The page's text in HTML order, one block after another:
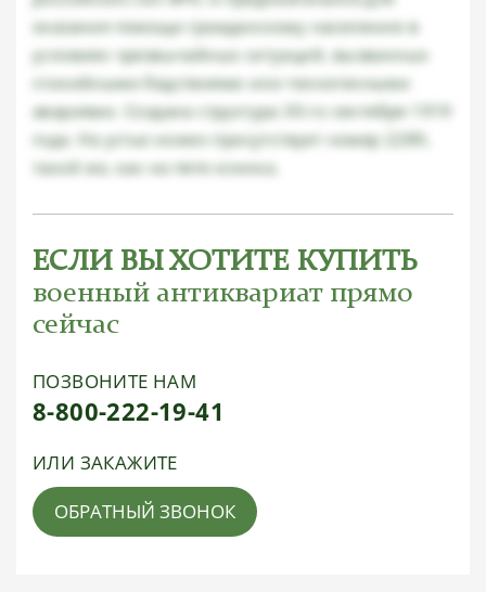
оказания помощи гражданскому населению в
условиях чрезвычайных ситуаций, вызванных
стихийными бедствиями или техногенными
авариями. Создана структура 30-го сентября 1919
года. На устье ножен присутствует номер 2289,
такой же, как на пяте клинка.
ЕСЛИ ВЫ ХОТИТЕ КУПИТЬ
военный антиквариат прямо
сейчас
ПОЗВОНИТЕ НАМ
8-800-222-19-41
ИЛИ ЗАКАЖИТЕ
ОБРАТНЫЙ ЗВОНОК